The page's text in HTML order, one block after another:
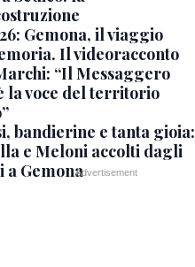
Gemona, il viaggio
Il videoracconto
“Il Messaggero
la voce del territorio
bandierine e tanta gioia:
e Meloni accolti dagli
a Gemona